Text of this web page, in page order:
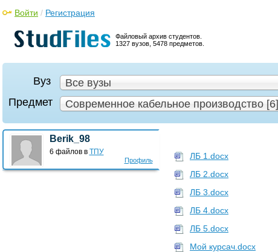
Файловый архив студентов.
1327 вузов, 5478 предметов.
Войти / Регистрация
Вуз
Все вузы
Предмет
Современное кабельное производство [6]
Профиль
Berik_98
6 файлов в ТПУ ЛБ 1.docx
ЛБ 2.docx
ЛБ 3.docx
ЛБ 4.docx
ЛБ 5.docx
Мой курсач.docx